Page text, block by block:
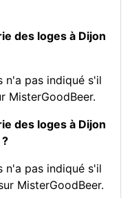
des loges à Dijon
n'a pas indiqué s'il
MisterGoodBeer.
des loges à Dijon
n'a pas indiqué s'il
MisterGoodBeer.